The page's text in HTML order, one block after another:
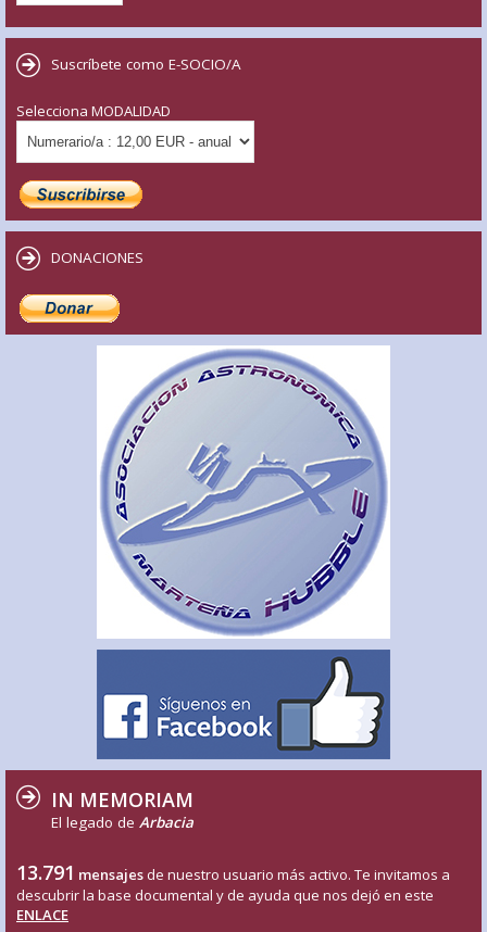
Suscríbete como E-SOCIO/A
Selecciona MODALIDAD
DONACIONES
IN MEMORIAM
El legado de Arbacia
13.791 mensajes de nuestro usuario más activo. Te invitamos a
descubrir la base documental y de ayuda que nos dejó en este
ENLACE